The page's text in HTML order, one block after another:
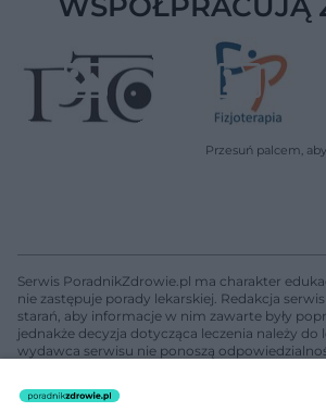
Serwis PoradnikZdrowie.pl ma charakter
nie zastępuje porady lekarskiej. Redakcja
starań, aby informacje w nim zawarte były
jednakże decyzja dotycząca leczenia należy do
wydawca serwisu nie ponoszą
świadczeń zdrowotnych w rozumieniu art. 3 ust